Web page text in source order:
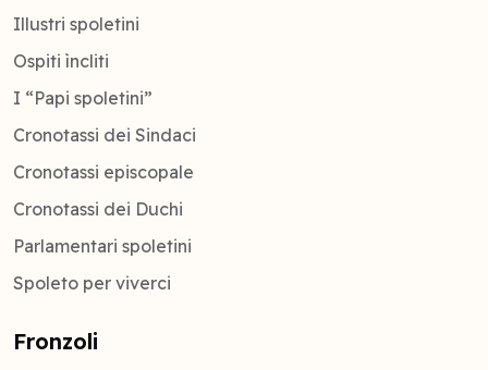
Illustri spoletini
Ospiti ìncliti
I “Papi spoletini”
Cronotassi dei Sindaci
Cronotassi episcopale
Cronotassi dei Duchi
Parlamentari spoletini
Spoleto per viverci
Fronzoli